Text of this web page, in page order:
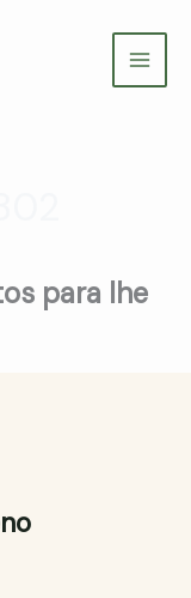
para lhe